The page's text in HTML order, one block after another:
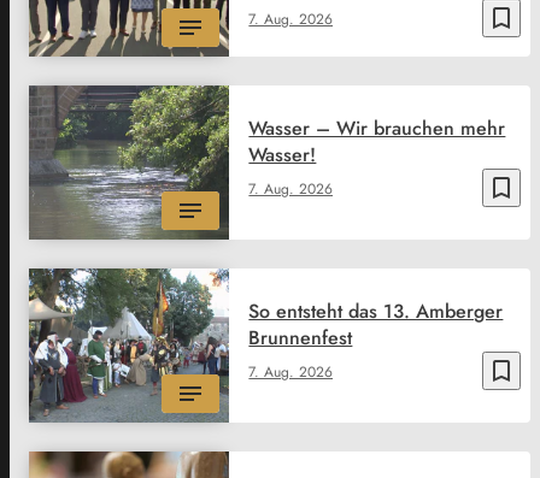
bookmark_border
7. Aug. 2026
bookmark_border
7. Aug. 2026
Wasser – Wir brauchen mehr
Wasser!
bookmark_border
7. Aug. 2026
So entsteht das 13. Amberger
Brunnenfest